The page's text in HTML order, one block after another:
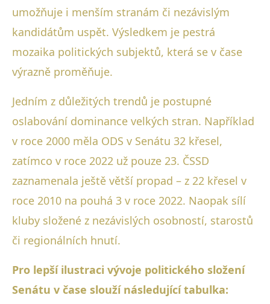
umožňuje i menším stranám či nezávislým
kandidátům uspět. Výsledkem je pestrá
mozaika politických subjektů, která se v čase
výrazně proměňuje.
Jedním z důležitých trendů je postupné
oslabování dominance velkých stran. Například
v roce 2000 měla ODS v Senátu 32 křesel,
zatímco v roce 2022 už pouze 23. ČSSD
zaznamenala ještě větší propad – z 22 křesel v
roce 2010 na pouhá 3 v roce 2022. Naopak sílí
kluby složené z nezávislých osobností, starostů
či regionálních hnutí.
Pro lepší ilustraci vývoje politického složení
Senátu v čase slouží následující tabulka: